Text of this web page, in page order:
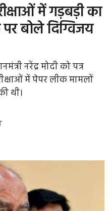
में गड़बड़ी का
बोले दिग्विजय
नरेंद्र मोदी को पत्र
में पेपर लीक मामलों
थी।